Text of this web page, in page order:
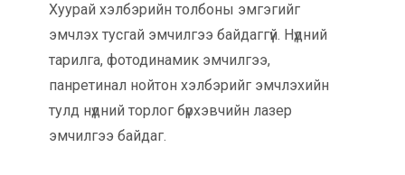
Хуурай хэлбэрийн толбоны эмгэгийг
эмчлэх тусгай эмчилгээ байдаггүй. Нүдний
тарилга, фотодинамик эмчилгээ,
панретинал нойтон хэлбэрийг эмчлэхийн
тулд нүдний торлог бүрхэвчийн лазер
эмчилгээ байдаг.